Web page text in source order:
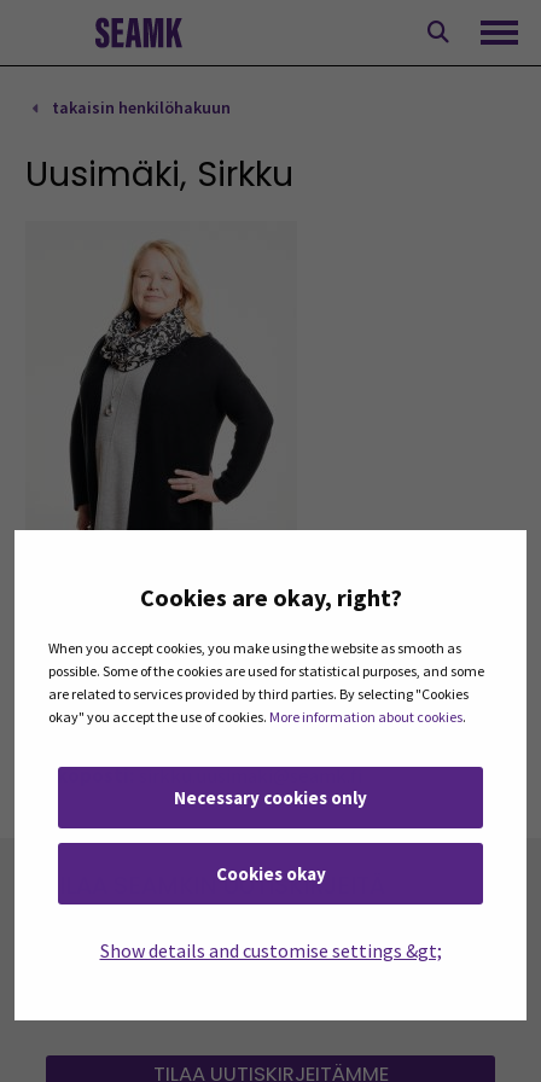
Cookies are okay, right?
When you accept cookies, you make using the website as smooth as
possible. Some of the cookies are used for statistical purposes, and some
are related to services provided by third parties. By selecting "Cookies
okay" you accept the use of cookies. More information about cookies.
Necessary cookies only
Cookies okay
Show details and customise settings &gt;
takaisin henkilöhakuun
Uusimäki, Sirkku
Yhteystiedot
Seinäjoen ammattikorkeakoulu SEAMK
Otsikko:Asiantuntija, yrityspalvelut
sähköposti:
TILAA SEAMKIN UUTISKIRJEITÄ
Uutiskirjeemme ovat koosteita SEAMKin
ajankohtaisista koulutuksista, tapahtumista sekä
TILAA UUTISKIRJEITÄMME